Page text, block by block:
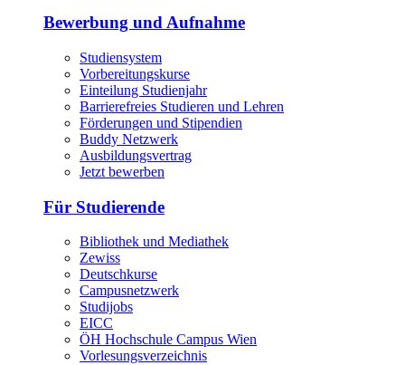
Bewerbung und Aufnahme
Studiensystem
Vorbereitungskurse
Einteilung Studienjahr
Barrierefreies Studieren und Lehren
Förderungen und Stipendien
Buddy Netzwerk
Ausbildungsvertrag
Jetzt bewerben
Für Studierende
Bibliothek und Mediathek
Zewiss
Deutschkurse
Campusnetzwerk
Studijobs
EICC
ÖH Hochschule Campus Wien
Vorlesungsverzeichnis